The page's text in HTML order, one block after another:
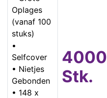
Oplages
(vanaf 100
stuks)
•
Selfcover
• Nietjes
Gebonden
• 148 x
4000
Stk.